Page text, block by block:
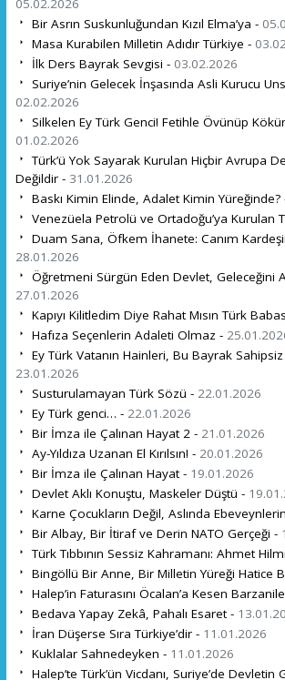
05.02.2026
Bir Asrın Suskunluğundan Kızıl Elma’ya -
Masa Kurabilen Milletin Adıdır Türkiye -
İlk Ders Bayrak Sevgisi - 03.02.2026
Suriye’nin Gelecek İnşasında Asli Kurucu
02.02.2026
Silkelen Ey Türk Genci! Fetihle Övünüp
01.02.2026
Türk’ü Yok Sayarak Kurulan Hiçbir Avrupa
Değildir - 31.01.2026
Baskı Kimin Elinde, Adalet Kimin Yüreğinde?
Venezüela Petrolü ve Ortadoğu’ya Kurulan
Duam Sana, Öfkem İhanete: Canım
28.01.2026
Öğretmeni Sürgün Eden Devlet, Geleceğini
27.01.2026
Kapıyı Kilitledim Diye Rahat Mısın Türk
Hafıza Seçenlerin Adaleti Olmaz -
Ey Türk Vatanın Hainleri, Bu Bayrak
23.01.2026
Susturulamayan Türk Sözü - 22.01.2026
Ey Türk genci… - 22.01.2026
Bir İmza ile Çalınan Hayat 2 - 21.01.2026
Ay-Yıldıza Uzanan El Kırılsın! - 20.01.2026
Bir İmza ile Çalınan Hayat - 19.01.2026
Devlet Aklı Konuştu, Maskeler Düştü -
Karne Çocukların Değil, Aslında
Bir Albay, Bir İtiraf ve Derin NATO Gerçeği -
Türk Tıbbının Sessiz Kahramanı: Ahmet
Bingöllü Bir Anne, Bir Milletin Yüreği Hatice
Halep’in Faturasını Öcalan’a Kesen
Bedava Yapay Zekâ, Pahalı Esaret -
İran Düşerse Sıra Türkiye’dir - 11.01.2026
Kuklalar Sahnedeyken - 11.01.2026
Halep’te Türk’ün Vicdanı, Suriye’de Devletin